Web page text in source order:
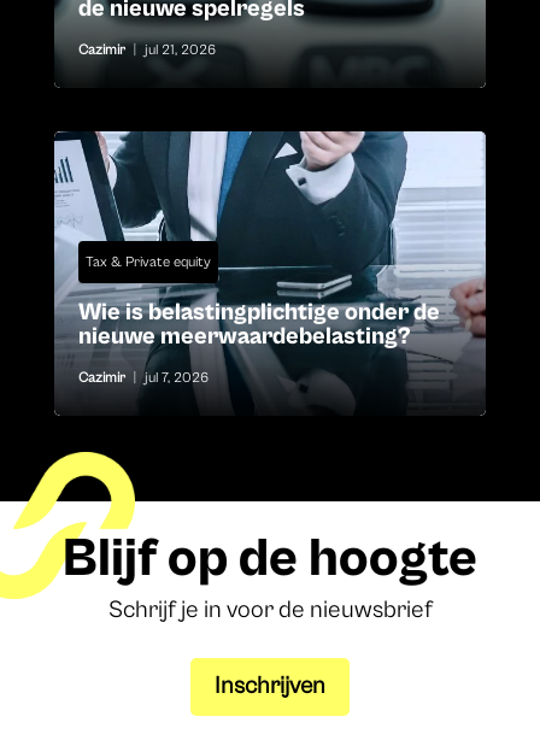
de nieuwe spelregels
Cazimir jul 21, 2026
Tax & Private equity
Wie is belastingplichtige onder de
nieuwe meerwaardebelasting?
Cazimir jul 7, 2026
Blijf op de hoogte
Schrijf je in voor de nieuwsbrief
Inschrijven